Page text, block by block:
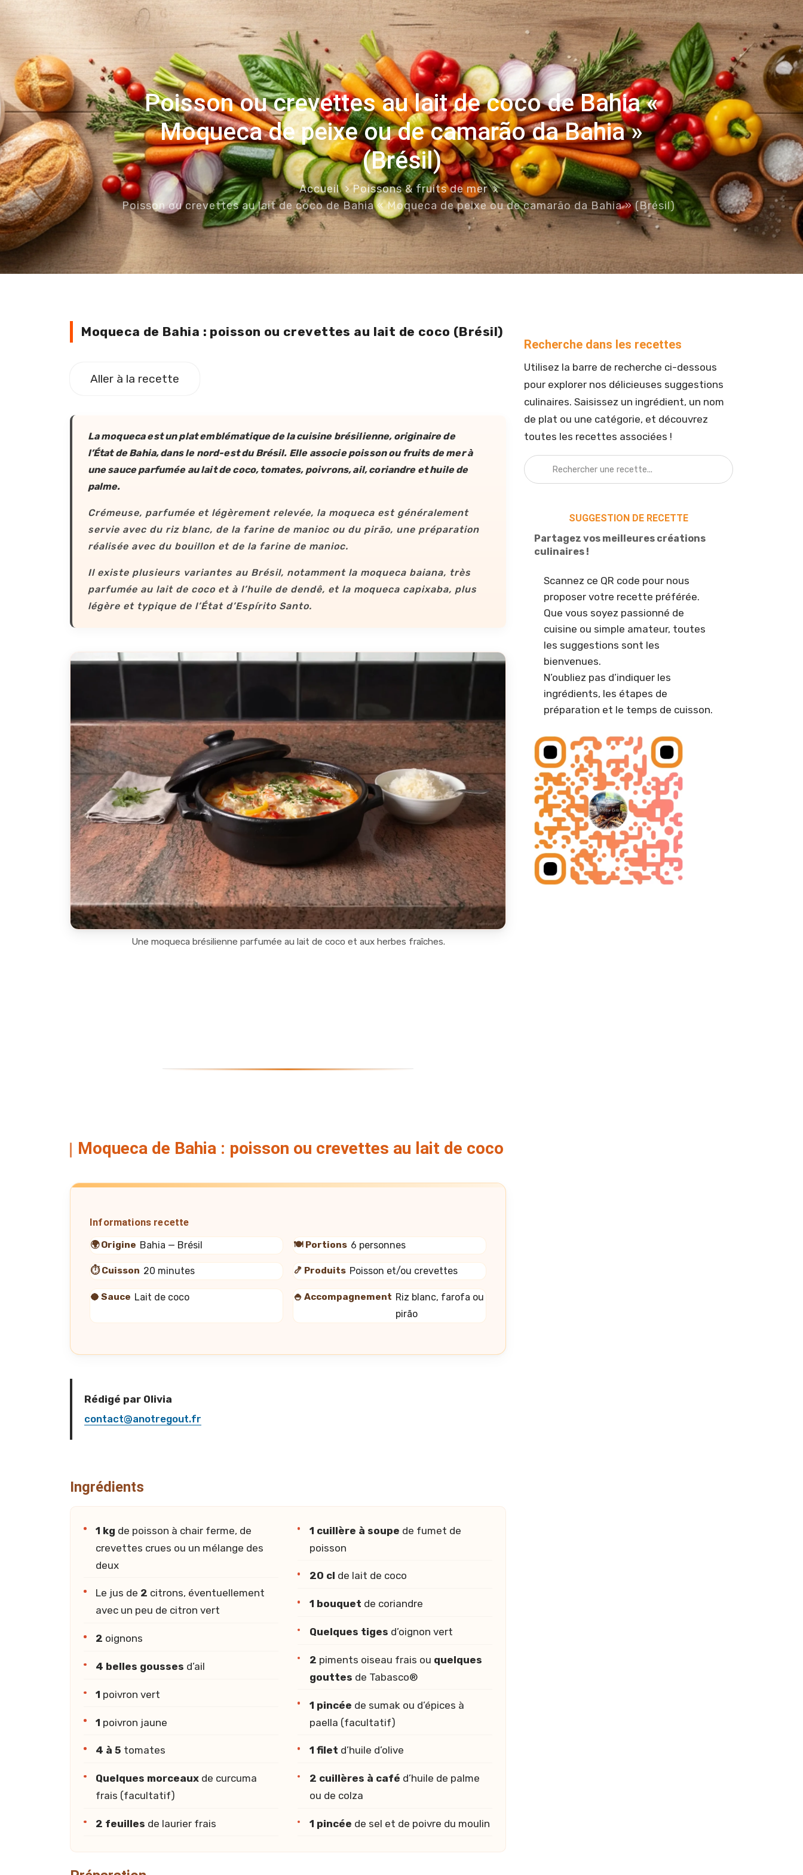
Poisson ou crevettes au lait de coco de Bahia «
Moqueca de peixe ou de camarão da Bahia »
(Brésil)
Accueil
Poissons & fruits de mer
Poisson ou crevettes au lait de coco de Bahia « Moqueca de peixe ou de camarão da Bahia » (Brésil)
Moqueca de Bahia : poisson ou crevettes au lait de coco (Brésil)
Moqueca de Bahia : poisson ou crevettes au lait de coco (Brésil)
Aller à la recette
Lamoquecaest un plat emblématique de la cuisine brésilienne, originaire de
l’État de Bahia, dans le nord-est du Brésil. Elle associe poisson ou fruits de mer à
une sauce parfumée au lait de coco, tomates, poivrons, ail, coriandre et huile de
palme.
Crémeuse, parfumée et légèrement relevée, la moqueca est généralement
servie avec du riz blanc, de la farine de manioc ou du pirão, une préparation
réalisée avec du bouillon et de la farine de manioc.
Il existe plusieurs variantes au Brésil, notamment la moqueca baiana, très
parfumée au lait de coco et à l’huile de dendê, et la moqueca capixaba, plus
légère et typique de l’État d’Espírito Santo.
Une moqueca brésilienne parfumée au lait de coco et aux herbes fraîches.
Moqueca de Bahia : poisson ou crevettes au lait de coco
Informations recette
🌍 Origine Bahia — Brésil 🍽️ Portions 6 personnes
⏱️ Cuisson 20 minutes 🍤 Produits Poisson et/ou crevettes
🥥 Sauce Lait de coco 🍚 Accompagnement Riz blanc, farofa ou
pirão
Rédigé par Olivia
contact@anotregout.fr
Ingrédients
1 kg de poisson à chair ferme, de
crevettes crues ou un mélange des
deux
Le jus de 2 citrons, éventuellement
avec un peu de citron vert
2 oignons
4 belles gousses d’ail
1 poivron vert
1 poivron jaune
4 à 5 tomates
Quelques morceaux de curcuma
frais (facultatif)
2 feuilles de laurier frais
1 cuillère à soupe de fumet de
poisson
20 cl de lait de coco
1 bouquet de coriandre
Quelques tiges d’oignon vert
2 piments oiseau frais ou quelques
gouttes de Tabasco®
1 pincée de sumak ou d’épices à
paella (facultatif)
1 filet d’huile d’olive
2 cuillères à café d’huile de palme
ou de colza
1 pincée de sel et de poivre du moulin
Recherche dans les recettes
Utilisez la barre de recherche ci-dessous
pour explorer nos délicieuses suggestions
culinaires. Saisissez un ingrédient, un nom
de plat ou une catégorie, et découvrez
toutes les recettes associées !
SUGGESTION DE RECETTE
Partagez vos meilleures créations
culinaires !
Scannez ce QR code pour nous
proposer votre recette préférée.
Que vous soyez passionné de
cuisine ou simple amateur, toutes
les suggestions sont les
bienvenues.
N’oubliez pas d’indiquer les
ingrédients, les étapes de
préparation et le temps de cuisson.